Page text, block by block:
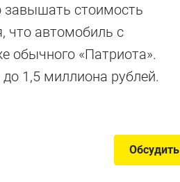
завышать стоимость
что автомобиль с
обычного «Патриота».
1,5 миллиона рублей.
Обсудить